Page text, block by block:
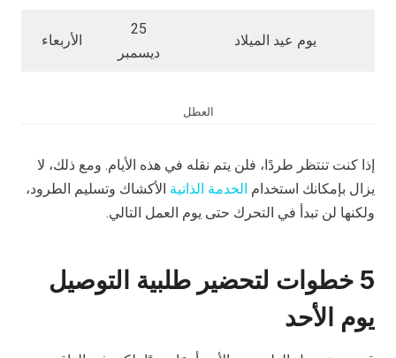
يوم عيد الميلاد
25
ديسمبر
الأربعاء
العطل
إذا كنت تنتظر طردًا، فلن يتم نقله في هذه الأيام. ومع ذلك، لا
يزال بإمكانك استخدام الخدمة الذاتية الأكشاك وتسليم الطرود،
ولكنها لن تبدأ في التحرك حتى يوم العمل التالي.
5 خطوات لتحضير طلبية التوصيل
يوم الأحد